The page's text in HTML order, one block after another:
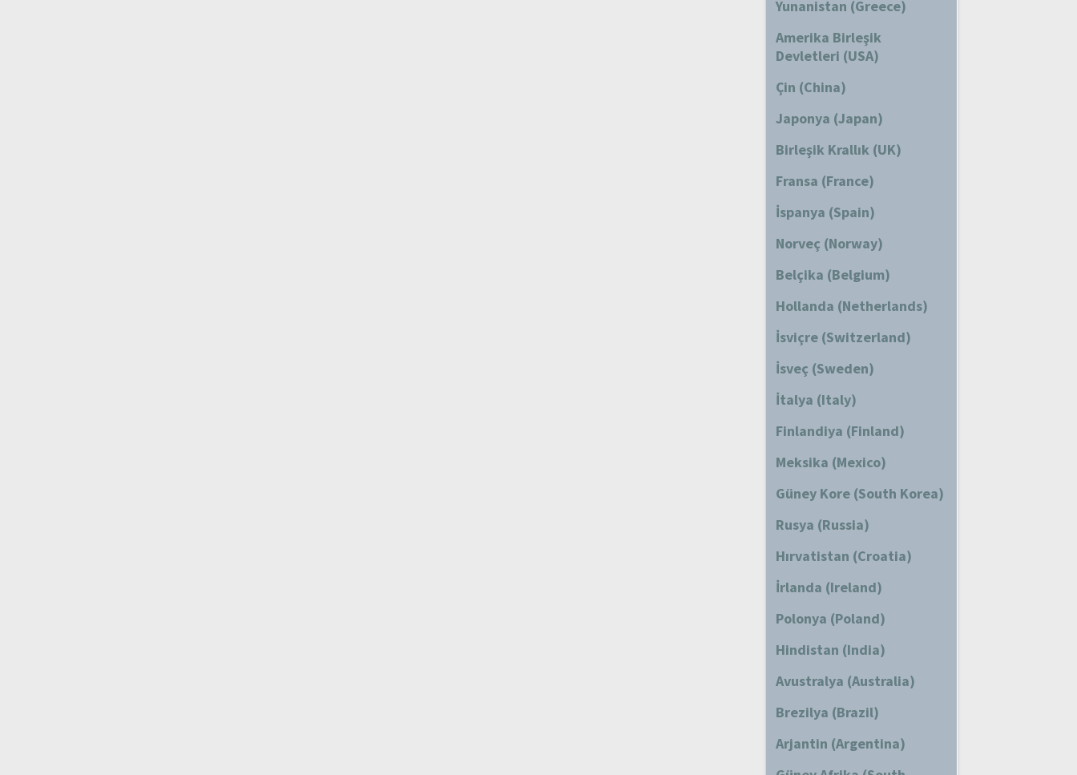
Yunanistan (Greece)
Amerika Birleşik
Devletleri (USA)
Çin (China)
Japonya (Japan)
Birleşik Krallık (UK)
Fransa (France)
İspanya (Spain)
Norveç (Norway)
Belçika (Belgium)
Hollanda (Netherlands)
İsviçre (Switzerland)
İsveç (Sweden)
İtalya (Italy)
Finlandiya (Finland)
Meksika (Mexico)
Güney Kore (South Korea)
Rusya (Russia)
Hırvatistan (Croatia)
İrlanda (Ireland)
Polonya (Poland)
Hindistan (India)
Avustralya (Australia)
Brezilya (Brazil)
Arjantin (Argentina)